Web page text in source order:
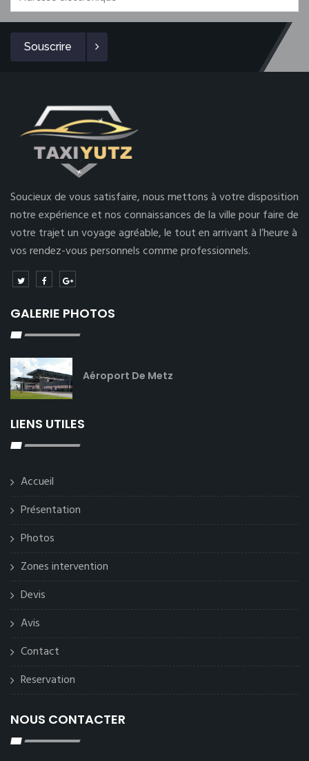
Souscrire
Soucieux de vous satisfaire, nous mettons à votre disposition
notre expérience et nos connaissances de la ville pour faire de
votre trajet un voyage agréable, le tout en arrivant à l’heure à
vos rendez-vous personnels comme professionnels.
GALERIE PHOTOS
Aéroport De Metz
LIENS UTILES
Accueil
Présentation
Photos
Zones intervention
Devis
Avis
Contact
Reservation
NOUS CONTACTER